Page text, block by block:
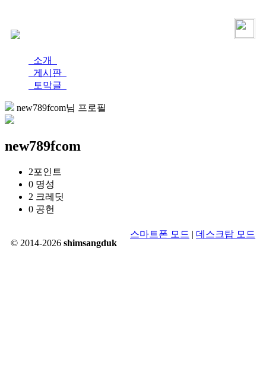
소개
게시판
토막글
new789fcom님 프로필
new789fcom
2포인트
0 명성
2 크레딧
0 공헌
© 2014-2026 shimsangduk
스마트폰 모드 | 데스크탑 모드